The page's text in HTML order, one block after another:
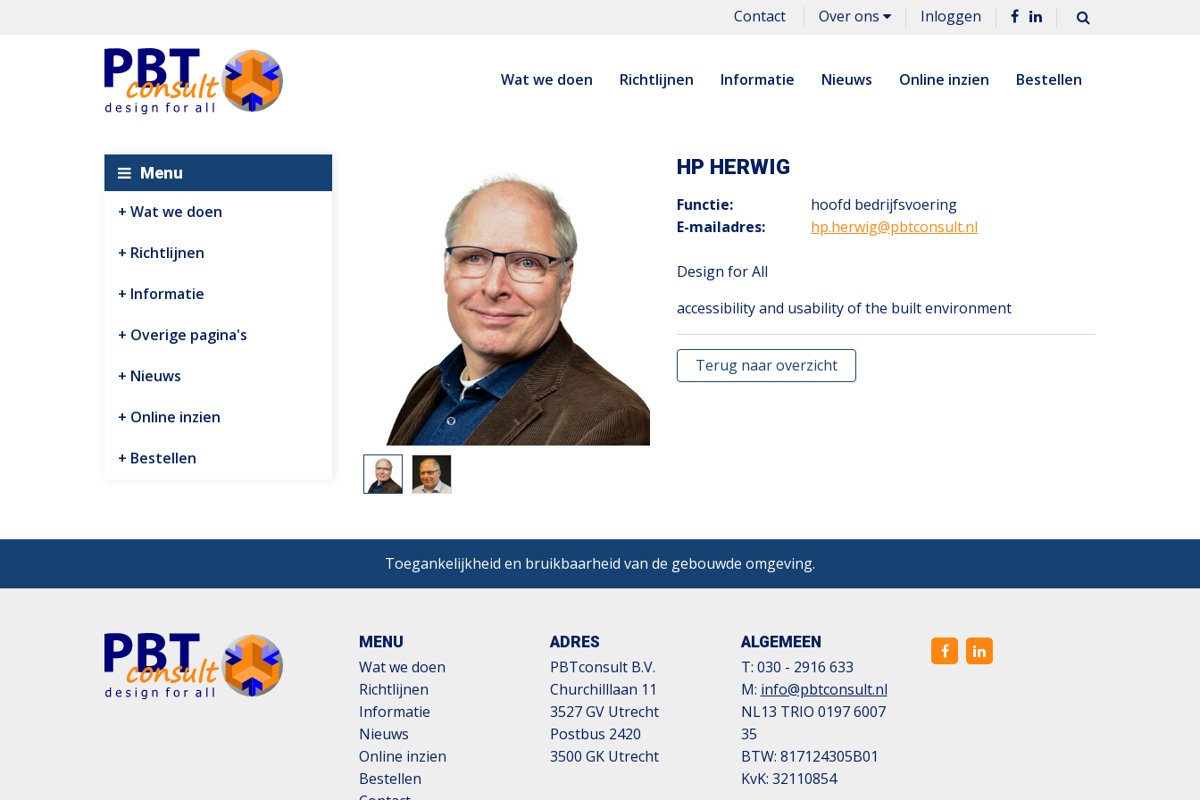
Contact Over ons Inloggen
Wat we doen Richtlijnen Informatie Nieuws Online inzien Bestellen
Menu
Wat we doen
Richtlijnen
Informatie
Overige pagina's
Nieuws
Online inzien
Bestellen
HP HERWIG
Functie:
hoofd bedrijfsvoering
E-mailadres:
hp.herwig@pbtconsult.nl
Design for All
accessibility and usability of the built environment
Terug naar overzicht
Toegankelijkheid en bruikbaarheid van de gebouwde omgeving.
MENU
Wat we doen
Richtlijnen
Informatie
Nieuws
Online inzien
Bestellen
ADRES
PBTconsult B.V.
Churchilllaan 11
3527 GV Utrecht
Postbus 2420
3500 GK Utrecht
ALGEMEEN
T: 030 - 2916 633
M: info@pbtconsult.nl
NL13 TRIO 0197 6007
35
BTW: 817124305B01
KvK: 32110854